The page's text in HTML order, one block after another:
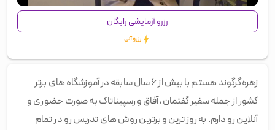
رزرو آزمایشی رایگان
رزرو آنی
زهره‌گرگوند هستم با بیش از ۶ سال سابقه در آموزشگاه های برتر
کشور از جمله سفیر گفتمان، آفاق و رسپیناتاک به صورت حضوری و
آنلاین رو دارم. به روز ترین و برترین روش های تدریس رو در تمام